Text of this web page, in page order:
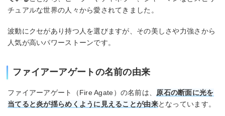
チュアルな世界の人々から愛されてきました。
波動にクセがあり持つ人を選びますが、その美しさや力強さから
人気が高いパワーストーンです。
ファイアーアゲートの名前の由来
ファイアーアゲート（Fire Agate）の名前は、 原石の断面に光を
当てると炎が揺らめくように見えることが由来となっています。